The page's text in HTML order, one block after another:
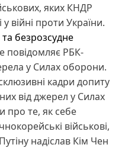
яких КНДР
війні проти України.
безрозсудне
повідомляє РБК-
у Силах оборони.
кадри допиту
від джерел у Силах
про те, як себе
військові,
надіслав Кім Чен